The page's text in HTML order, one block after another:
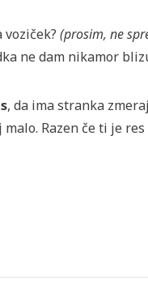
(prosim, ne
ne dam nikamor
, da ima stranka
Razen če ti je